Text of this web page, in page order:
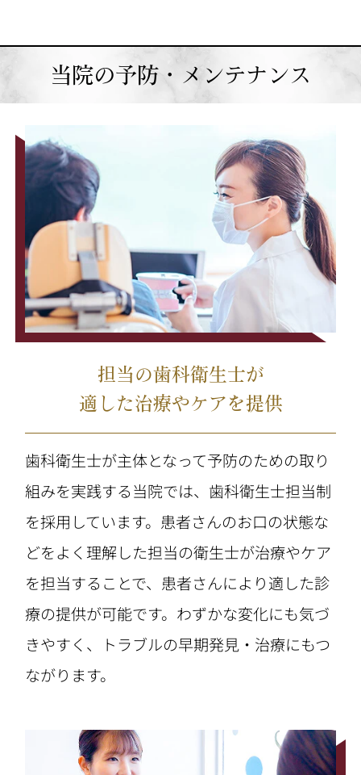
当院の予防・メンテナンス
担当の歯科衛生士が
適した治療やケアを提供
歯科衛生士が主体となって予防のための取り
組みを実践する当院では、歯科衛生士担当制
を採用しています。患者さんのお口の状態な
どをよく理解した担当の衛生士が治療やケア
を担当することで、患者さんにより適した診
療の提供が可能です。わずかな変化にも気づ
きやすく、トラブルの早期発見・治療にもつ
ながります。